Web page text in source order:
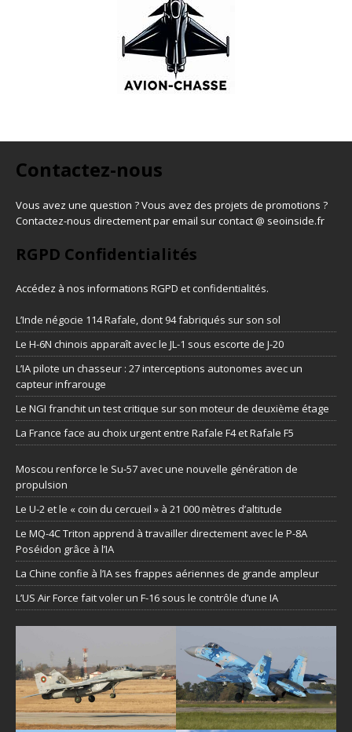
Contactez-nous
Vous avez une question ? Vous avez des projets de promotions ?
Contactez-nous directement par email sur contact @ seoinside.fr
RGPD Confidentialités
Accédez à nos informations RGPD et confidentialités.
L’Inde négocie 114 Rafale, dont 94 fabriqués sur son sol
Le H-6N chinois apparaît avec le JL-1 sous escorte de J-20
L’IA pilote un chasseur : 27 interceptions autonomes avec un
capteur infrarouge
Le NGI franchit un test critique sur son moteur de deuxième étage
La France face au choix urgent entre Rafale F4 et Rafale F5
Moscou renforce le Su-57 avec une nouvelle génération de
propulsion
Le U-2 et le « coin du cercueil » à 21 000 mètres d’altitude
Le MQ-4C Triton apprend à travailler directement avec le P-8A
Poséidon grâce à l’IA
La Chine confie à l’IA ses frappes aériennes de grande ampleur
L’US Air Force fait voler un F-16 sous le contrôle d’une IA